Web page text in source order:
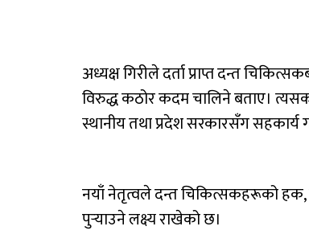
अध्यक्ष गिरीले दर्ता प्राप्त दन्त
विरुद्ध कठोर कदम चालिने बताए।
स्थानीय तथा प्रदेश सरकारसँग सहकार्य
नयाँ नेतृत्वले दन्त चिकित्सकहरूको हक,
पुर्‍याउने लक्ष्य राखेको छ।